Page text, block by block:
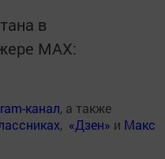
в
MАХ:
канал, а также
, «Дзен» и Макс